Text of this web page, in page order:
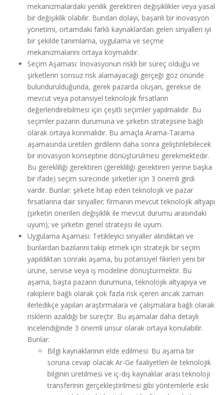
mekanizmalardaki yenilik gerektiren değişiklikler veya yasal
bir değişiklik olabilir. Bundan dolayı, başarılı bir inovasyon
yönetimi, ortamdaki farklı kaynaklardan gelen sinyalleri iyi
bir şekilde tanımlama, uygulama ve seçme
mekanizmalarını ortaya koymalıdır.
Seçim Aşaması: İnovasyonun riskli bir süreç olduğu ve
şirketlerin sonsuz risk alamayacağı gerçeği göz önünde
bulundurulduğunda, gerek pazarda oluşan, gerekse de
mevcut veya potansiyel teknolojik fırsatların
değerlendirebilmesi için çeşitli seçimler yapılmalıdır. Bu
seçimler pazarın durumuna ve şirketin stratejisine bağlı
olarak ortaya konmalıdır. Bu amaçla Arama-Tarama
aşamasında üretilen girdilerin daha sonra geliştirilebilecek
bir inovasyon konseptine dönüştürülmesi gerekmektedir.
Bu gerekliliği gerektiren (gerekliliği gerektiren yerine başka
bir ifade) seçim sürecinde şirketler için 3 önemli girdi
vardır. Bunlar: şirkete hitap eden teknolojik ve pazar
fırsatlarına dair sinyaller; firmanın mevcut teknolojik altyapı
(şirketin önerilen değişiklik ile mevcut durumu arasındaki
uyum); ve şirketin genel stratejisi ile uyum.
Uygulama Aşaması: Tetikleyici sinyaller alındıktan ve
bunlardan bazılarını takip etmek için stratejik bir seçim
yapıldıktan sonraki aşama, bu potansiyel fikirleri yeni bir
ürüne, servise veya iş modeline dönüştürmektir. Bu
aşama, başta pazarın durumuna, teknolojik altyapıya ve
rakiplere bağlı olarak çok fazla risk içeren ancak zaman
ilerledikçe yapılan araştırmalara ve çalışmalara bağlı olarak
risklerin azaldığı bir süreçtir. Bu aşamalar daha detaylı
incelendiğinde 3 önemli unsur olarak ortaya konulabilir.
Bunlar:
Bilgi kaynaklarının elde edilmesi: Bu aşama bir
soruna cevap olacak Ar-Ge faaliyetleri ile teknolojik
bilginin üretilmesi ve iç-dış kaynaklar arası teknoloji
transferinin gerçekleştirilmesi gibi yöntemlerle eski